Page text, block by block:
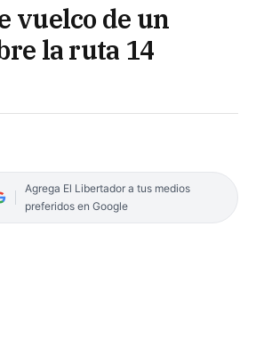
vuelco de un
la ruta 14
Agrega El Libertador a tus medios
preferidos en Google